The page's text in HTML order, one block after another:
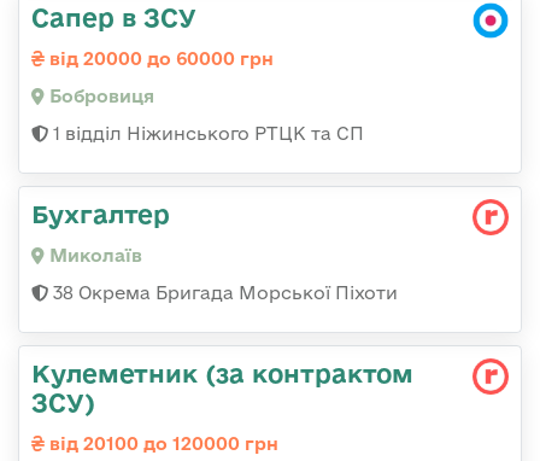
Сапер в ЗСУ
від 20000 до 60000 грн
Бобровиця
1 відділ Ніжинського РТЦК та СП
Бухгалтер
Миколаїв
38 Окрема Бригада Морської Піхоти
Кулеметник (за контрактом
ЗСУ)
від 20100 до 120000 грн